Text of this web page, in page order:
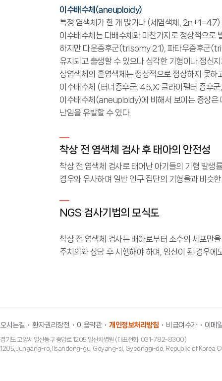
이수배수체(aneuploidy)
특정 염색체가 한 개 많거나 (세염색체,
이수배수체는 다배수체와 마찬가지로 정상적으로
하지만 다운증후군(trisomy 21), 파타우증후군
유지되고 출생할 수 있으나 심각한 기형이나 정신
상염색체의 홑염색체는 정상적으로 정상하지 못
이수배수체 (터너증후군, 45,X; 클라이펠터 증후
이수배수체(aneuploidy)에 비해서 보이는 증상은
난임을 유발할 수 있다.
착상 전 염색체 검사 후 태아의 안전성
착상 전 염색체 검사로 태어난 아기들의 기형 발생
경우와 유사하며 일반 인구 집단의 기형율과 비슷
NGS 검사기법의 모식도
착상 전 염색체 검사는 배아로부터 소수의 세포만
주치의와 상담 후 시행해야 하며, 임신이 된 경우
오시는길 환자권리장전 이용약관 개인정보처리방침 비급여수가 이메
경기도 고양시 일산동구 중앙로 1205 일산차병원 (대표전화: 031-782-8300)
1205, Jungang-ro, Ilsandong-gu, Goyang-si, Gyeonggi-do, Republic of Korea